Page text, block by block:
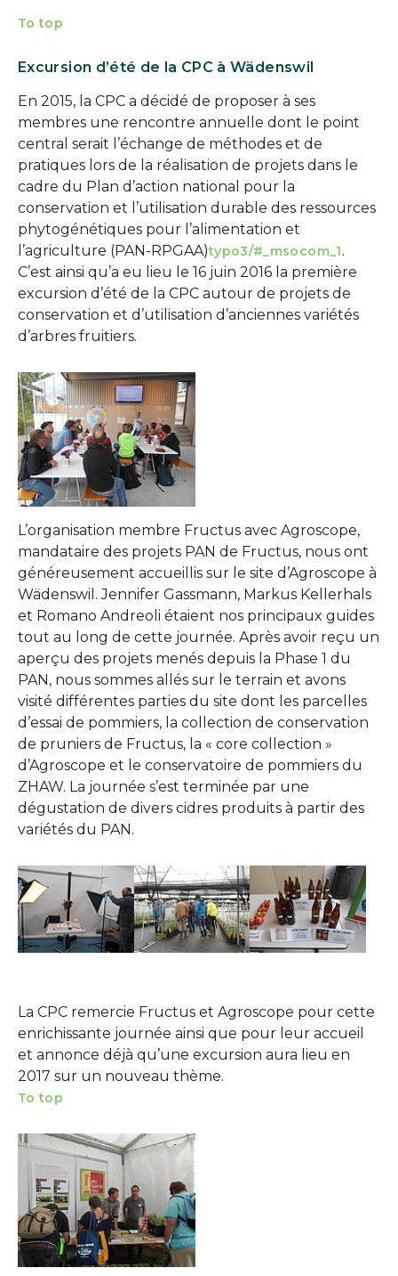
To top
Excursion d’été de la CPC à Wädenswil
En 2015, la CPC a décidé de proposer à ses
membres une rencontre annuelle dont le point
central serait l’échange de méthodes et de
pratiques lors de la réalisation de projets dans le
cadre du Plan d’action national pour la
conservation et l’utilisation durable des ressources
phytogénétiques pour l’alimentation et
l’agriculture (PAN-RPGAA)typo3/#_msocom_1.
C’est ainsi qu’a eu lieu le 16 juin 2016 la première
excursion d’été de la CPC autour de projets de
conservation et d’utilisation d’anciennes variétés
d’arbres fruitiers.
Show larger version
L’organisation membre Fructus avec Agroscope,
mandataire des projets PAN de Fructus, nous ont
généreusement accueillis sur le site d’Agroscope à
Wädenswil. Jennifer Gassmann, Markus Kellerhals
et Romano Andreoli étaient nos principaux guides
tout au long de cette journée. Après avoir reçu un
aperçu des projets menés depuis la Phase 1 du
PAN, nous sommes allés sur le terrain et avons
visité différentes parties du site dont les parcelles
d’essai de pommiers, la collection de conservation
de pruniers de Fructus, la « core collection »
d’Agroscope et le conservatoire de pommiers du
ZHAW. La journée s’est terminée par une
dégustation de divers cidres produits à partir des
variétés du PAN.
Show larger versionShow larger versionShow larger version
La CPC remercie Fructus et Agroscope pour cette
enrichissante journée ainsi que pour leur accueil
et annonce déjà qu’une excursion aura lieu en
2017 sur un nouveau thème.
To top
Show larger version